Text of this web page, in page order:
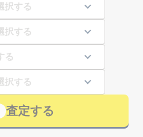
査定する